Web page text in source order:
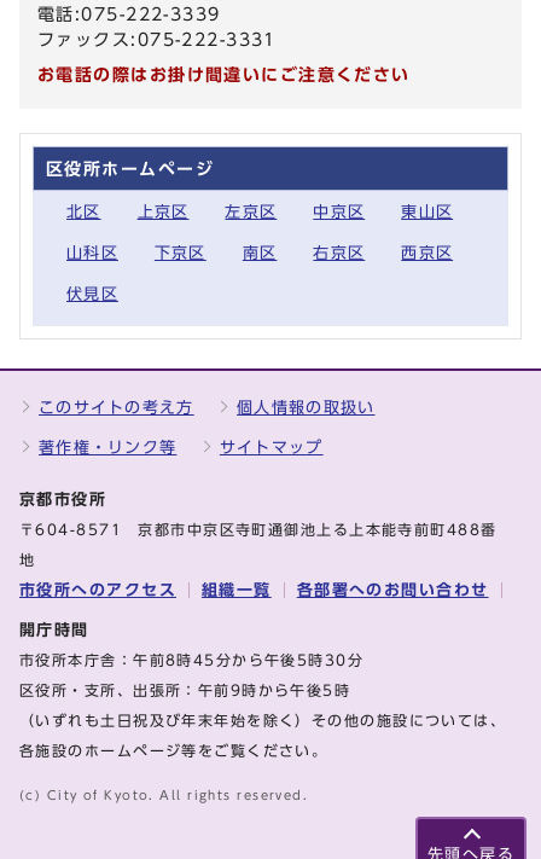
電話:075-222-3339
ファックス:075-222-3331
お電話の際はお掛け間違いにご注意ください
区役所ホームページ
北区 上京区 左京区 中京区 東山区
山科区 下京区 南区 右京区 西京区
伏見区
先頭へ戻る
このサイトの考え方 個人情報の取扱い
著作権・リンク等 サイトマップ
京都市役所
〒604-8571 京都市中京区寺町通御池上る上本能寺前町488番
地
市役所へのアクセス 組織一覧 各部署へのお問い合わせ
開庁時間
市役所本庁舎：午前8時45分から午後5時30分
区役所・支所、出張所：午前9時から午後5時
（いずれも土日祝及び年末年始を除く）その他の施設については、
各施設のホームページ等をご覧ください。
(c) City of Kyoto. All rights reserved.